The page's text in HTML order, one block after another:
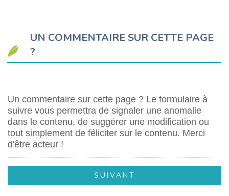
UN COMMENTAIRE SUR CETTE PAGE
?
Un commentaire sur cette page ? Le formulaire à
suivre vous permettra de signaler une anomalie
dans le contenu, de suggérer une modification ou
tout simplement de féliciter sur le contenu. Merci
d'être acteur !